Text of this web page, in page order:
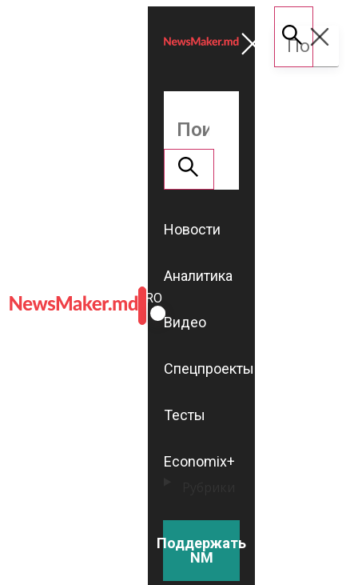
ROMÂNĂ
RU
Новости
Аналитика
Видео
Спецпроекты
Тесты
Economix+
Поддержать
NM